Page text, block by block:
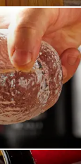
仕事帰りなど
タイルでお使
自家製肉や、
の野菜を使っ
意しておりま